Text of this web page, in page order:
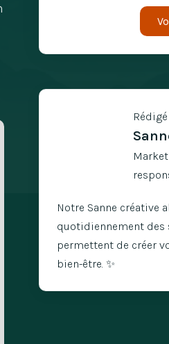
Notre Sanne créative
quotidiennement des
permettent de créer
bien-être. ✨